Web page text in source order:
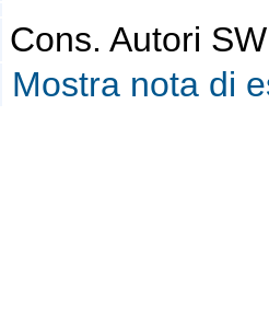
Cons. Autori
Mostra nota di